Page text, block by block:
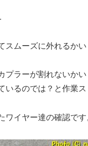
スムーズに外れるかい
プラーが割れないか
いるのでは？と作業ス
ワイヤー達の確認です